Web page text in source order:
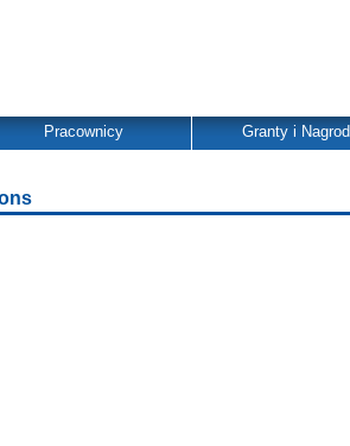
Pracownicy Granty i